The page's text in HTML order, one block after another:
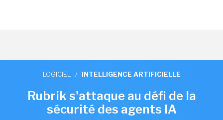
LOGICIEL / INTELLIGENCE ARTIFICIELLE
Rubrik s'attaque au défi de la
sécurité des agents IA